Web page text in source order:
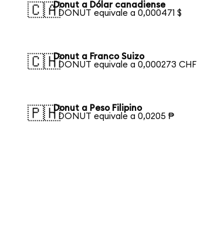
🇨🇦Donut a Dólar canadiense
1 DONUT equivale a 0,000471 $
🇨🇭Donut a Franco Suizo
1 DONUT equivale a 0,000273 CHF
🇵🇭Donut a Peso Filipino
1 DONUT equivale a 0,0205 ₱